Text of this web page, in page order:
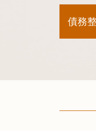
債務